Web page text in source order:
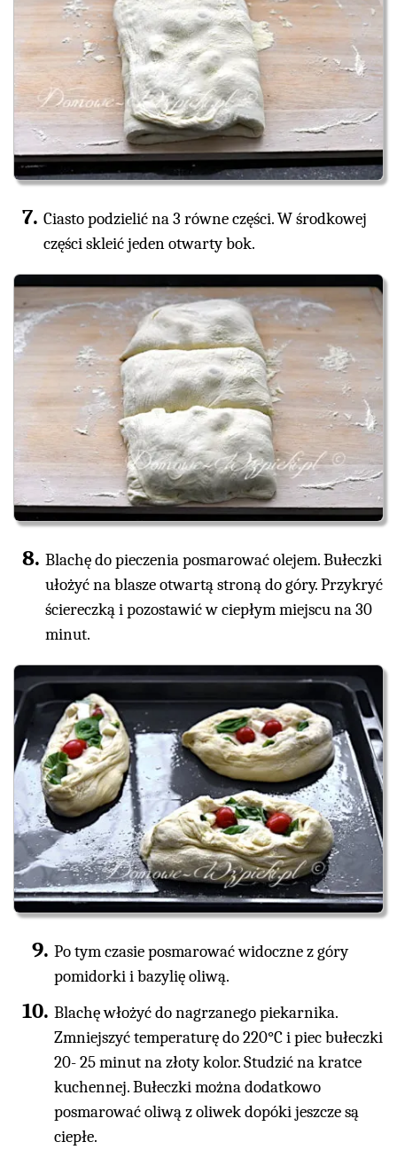
Ciasto podzielić na 3 równe części. W środkowej
części skleić jeden otwarty bok.
Blachę do pieczenia posmarować olejem. Bułeczki
ułożyć na blasze otwartą stroną do góry. Przykryć
ściereczką i pozostawić w ciepłym miejscu na 30
minut.
Po tym czasie posmarować widoczne z góry
pomidorki i bazylię oliwą.
Blachę włożyć do nagrzanego piekarnika.
Zmniejszyć temperaturę do 220°C i piec bułeczki
20- 25 minut na złoty kolor. Studzić na kratce
kuchennej. Bułeczki można dodatkowo
posmarować oliwą z oliwek dopóki jeszcze są
ciepłe.